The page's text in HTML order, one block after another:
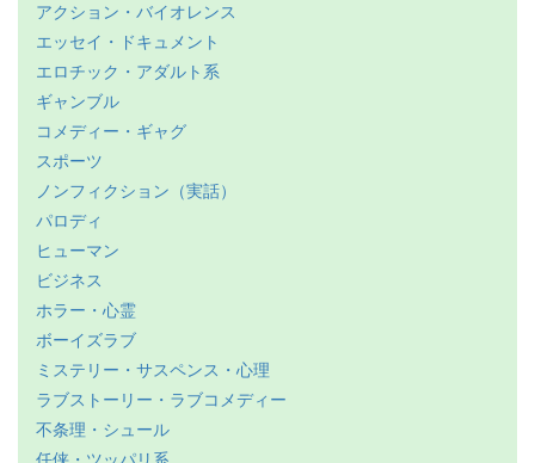
アクション・バイオレンス
エッセイ・ドキュメント
エロチック・アダルト系
ギャンブル
コメディー・ギャグ
スポーツ
ノンフィクション（実話）
パロディ
ヒューマン
ビジネス
ホラー・心霊
ボーイズラブ
ミステリー・サスペンス・心理
ラブストーリー・ラブコメディー
不条理・シュール
任侠・ツッパリ系